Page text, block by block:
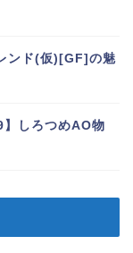
ンド(仮)[GF]の魅
】しろつめAO物